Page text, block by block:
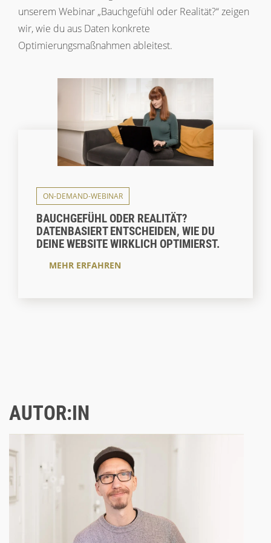
unserem Webinar „Bauchgefühl oder Realität?“ zeigen
wir, wie du aus Daten konkrete
Optimierungsmaßnahmen ableitest.
ON-DEMAND-WEBINAR
BAUCHGEFÜHL ODER REALITÄT?
DATENBASIERT ENTSCHEIDEN, WIE DU
DEINE WEBSITE WIRKLICH OPTIMIERST.
MEHR ERFAHREN
AUTOR:IN